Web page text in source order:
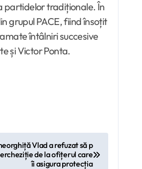
partidelor tradiționale. În
grupul PACE, fiind însoțit
întâlniri succesive
și Victor Ponta.
Vlad a refuzat să p
de la ofițerul care
îi asigura protecția